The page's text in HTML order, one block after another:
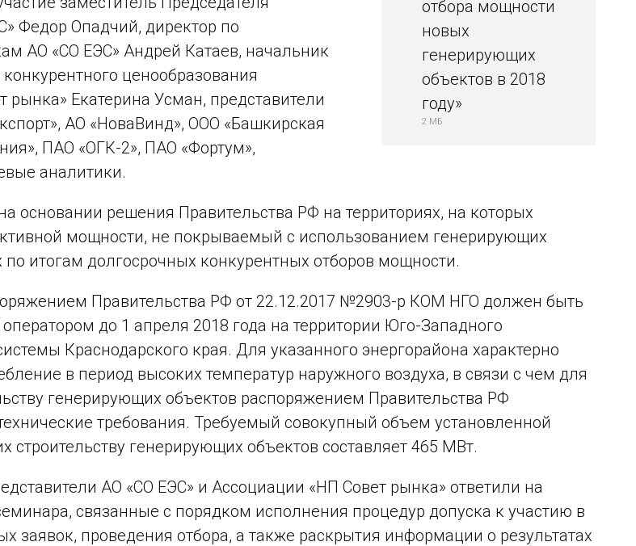
отбора мощности
новых
генерирующих
объектов в 2018
году»
2 МБ
Федор Опадчий, директор по
АО «СО ЕЭС» Андрей Катаев, начальник
ценообразования
рынка» Екатерина Усман, представители
АО «НоваВинд», ООО «Башкирская
ПАО «ОГК-2», ПАО «Фортум»,
аналитики.
основании решения Правительства РФ на территориях, на которых
мощности, не покрываемый с использованием генерирующих
по итогам долгосрочных конкурентных отборов мощности.
Правительства РФ от 22.12.2017 №2903-р КОМ НГО должен быть
до 1 апреля 2018 года на территории Юго-Западного
Краснодарского края. Для указанного энергорайона характерно
в период высоких температур наружного воздуха, в связи с чем для
генерирующих объектов распоряжением Правительства РФ
требования. Требуемый совокупный объем установленной
генерирующих объектов составляет 465 МВт.
АО «СО ЕЭС» и Ассоциации «НП Совет рынка» ответили на
связанные с порядком исполнения процедур допуска к участию в
заявок, проведения отбора, а также раскрытия информации о результатах